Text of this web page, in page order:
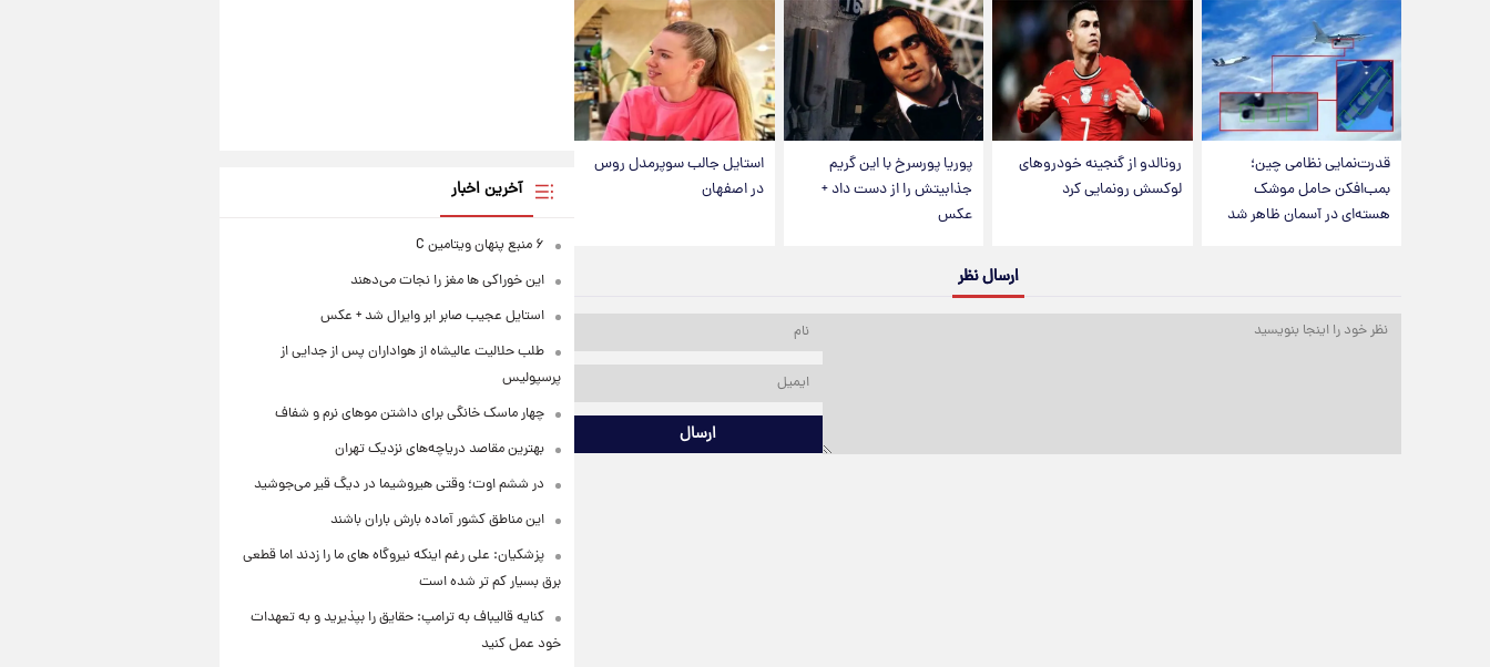
قدرت‌نمایی نظامی چین؛
بمب‌افکن حامل موشک
هسته‌ای در آسمان ظاهر شد
رونالدو از گنجینه خودروهای
لوکسش رونمایی کرد
پوریا پورسرخ با این گریم
جذابیتش را از دست داد +
عکس
استایل جالب سوپرمدل روس
در اصفهان
ارسال نظر
ارسال
آخرین اخبار
۶ منبع پنهان ویتامین C
این خوراکی ها مغز را نجات می‌دهند
استایل عجیب صابر ابر وایرال شد + عکس
طلب حلالیت عالیشاه از هواداران پس از جدایی از
پرسپولیس
چهار ماسک خانگی برای داشتن موهای نرم و شفاف
بهترین مقاصد دریاچه‌های نزدیک تهران
در ششم اوت؛ وقتی هیروشیما در دیگ قیر می‌جوشید
این مناطق کشور آماده بارش باران باشند
پزشکیان: علی رغم اینکه نیروگاه های ما را زدند اما قطعی
برق بسیار کم تر شده است
کنایه قالیباف به ترامپ: حقایق را بپذیرید و به تعهدات
خود عمل کنید